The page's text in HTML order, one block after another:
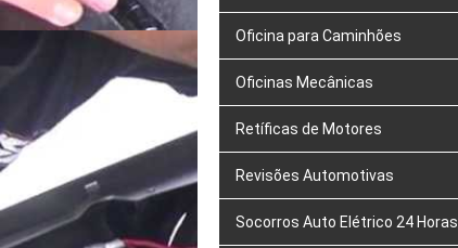
Oficina para Caminhões
Oficinas Mecânicas
Retíficas de Motores
Revisões Automotivas
Socorros Auto Elétrico 24 Horas